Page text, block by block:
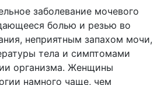
заболевание мочевого
болью и резью во
неприятным запахом мочи,
тела и симптомами
организма. Женщины
намного чаще, чем